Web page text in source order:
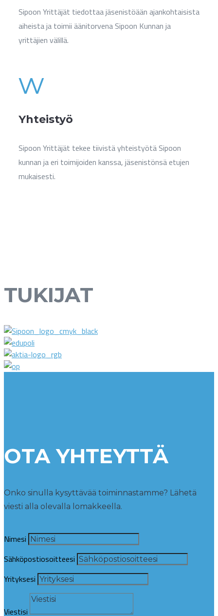
Sipoon Yrittäjät tiedottaa jäsenistöään ajankohtaisista
aiheista ja toimii äänitorvena Sipoon Kunnan ja
yrittäjien välillä.
w
Yhteistyö
Sipoon Yrittäjät tekee tiivistä yhteistyötä Sipoon
kunnan ja eri toimijoiden kanssa, jäsenistönsä etujen
mukaisesti.
TUKIJAT
OTA YHTEYTTÄ
Onko sinulla kysyttävää toiminnastamme? Lähetä
viesti alla olevalla lomakkeella.
Nimesi
Sähköpostiosoitteesi
Yrityksesi
Viestisi